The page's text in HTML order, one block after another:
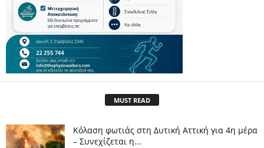
MUST READ
Κόλαση φωτιάς στη Δυτική Αττική για 4η μέρα
– Συνεχίζεται η...